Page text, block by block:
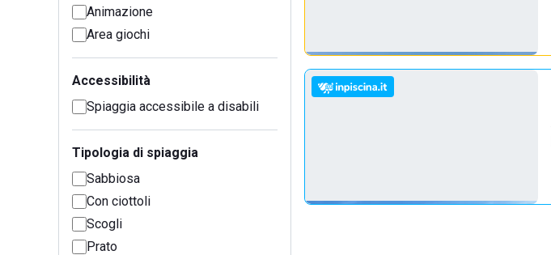
Animazione
Area giochi
Accessibilità
Spiaggia accessibile a disabili
Tipologia di spiaggia
Sabbiosa
Con ciottoli
Scogli
Prato